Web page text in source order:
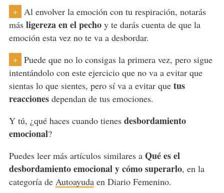
+
Al envolver la emoción con tu respiración, notarás
más ligereza en el pechoy te darás cuenta de que la
emoción esta vez no te va a desbordar.
+
Puede que no lo consigas la primera vez, pero sigue
intentándolo con este ejercicio que no va a evitar que
sientas lo que sientes, pero sí va a evitar quetus
reaccionesdependan de tus emociones.
Y tú, ¿qué haces cuando tienesdesbordamiento
emocional?
Puedes leer más artículos similares a Qué es el
desbordamiento emocional y cómo superarlo, en la
categoría de Autoayudaen Diario Femenino.